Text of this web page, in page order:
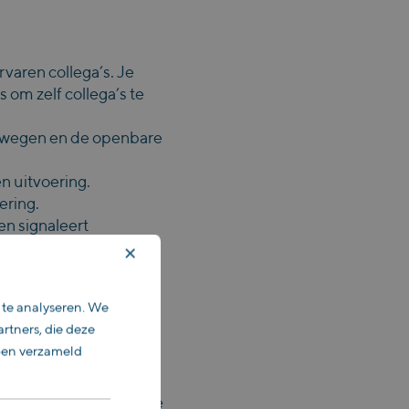
collega’s. Je
zelf collega’s te
en de openbare
uitvoering.
signaleert
geheel te komen.
en modelleren
of een vergelijkbare
×
analyseren. We
die deze
verzameld